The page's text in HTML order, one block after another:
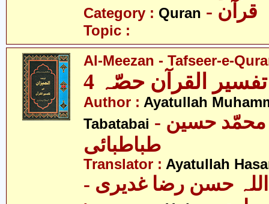
Category : Quran - قرآن
Topic :
Al-Meezan - Tafseer-e-
القرآن حصّہ 4
Author : Ayatullah
Tabatabai - آیت اللہ محمّد حسین
طباطبائی
Translator : Ayatullah
اللہ حسن رضا غدیری